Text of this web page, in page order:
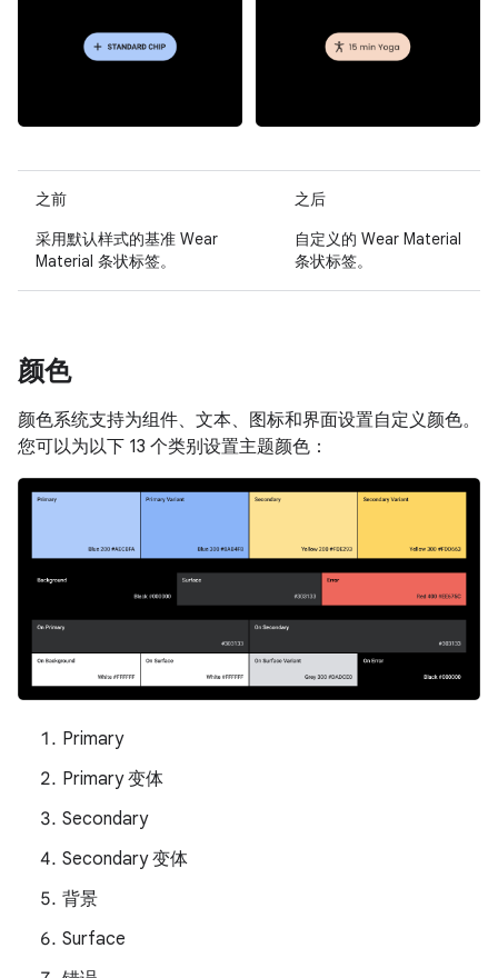
之前
采用默认样式的基准 Wear
Material 条状标签。
之后
自定义的 Wear Material
条状标签。
颜色
颜色系统支持为组件、文本、图标和界面设置自定义颜色。
您可以为以下 13 个类别设置主题颜色：
Primary
Primary 变体
Secondary
Secondary 变体
背景
Surface